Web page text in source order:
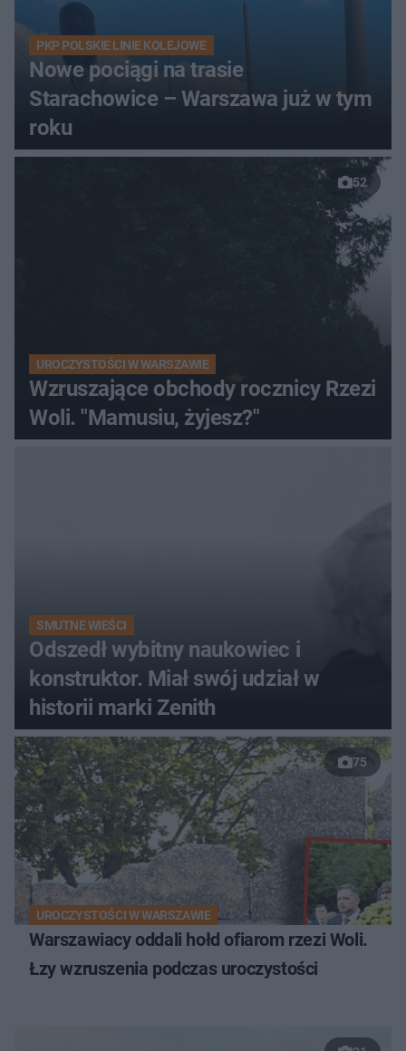
PKP POLSKIE LINIE KOLEJOWE
Nowe pociągi na trasie
Starachowice – Warszawa już w tym
roku
52
UROCZYSTOŚCI W WARSZAWIE
Wzruszające obchody rocznicy Rzezi
Woli. "Mamusiu, żyjesz?"
SMUTNE WIEŚCI
Odszedł wybitny naukowiec i
konstruktor. Miał swój udział w
historii marki Zenith
75
UROCZYSTOŚCI W WARSZAWIE
Warszawiacy oddali hołd ofiarom rzezi Woli.
Łzy wzruszenia podczas uroczystości